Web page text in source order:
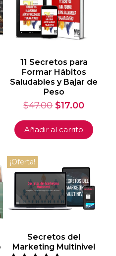
11 Secretos para
Formar Hábitos
Saludables y Bajar de
Peso
$47.00 El
original
era:
$17.00El
actual
es:
Añadir al carrito
¡Oferta!
Secretos del
Marketing Multinivel